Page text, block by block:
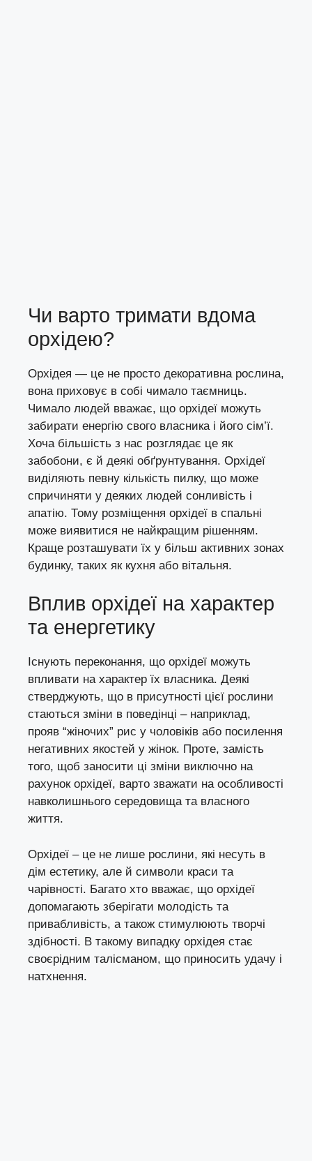
Чи варто тримати вдома
орхідею?
Орхідея — це не просто декоративна рослина,
вона приховує в собі чимало таємниць.
Чимало людей вважає, що орхідеї можуть
забирати енергію свого власника і його сім’ї.
Хоча більшість з нас розглядає це як
забобони, є й деякі обґрунтування. Орхідеї
виділяють певну кількість пилку, що може
спричиняти у деяких людей сонливість і
апатію. Тому розміщення орхідеї в спальні
може виявитися не найкращим рішенням.
Краще розташувати їх у більш активних зонах
будинку, таких як кухня або вітальня.
Вплив орхідеї на характер
та енергетику
Існують переконання, що орхідеї можуть
впливати на характер їх власника. Деякі
стверджують, що в присутності цієї рослини
стаються зміни в поведінці – наприклад,
прояв “жіночих” рис у чоловіків або посилення
негативних якостей у жінок. Проте, замість
того, щоб заносити ці зміни виключно на
рахунок орхідеї, варто зважати на особливості
навколишнього середовища та власного
життя.
Орхідеї – це не лише рослини, які несуть в
дім естетику, але й символи краси та
чарівності. Багато хто вважає, що орхідеї
допомагають зберігати молодість та
привабливість, а також стимулюють творчі
здібності. В такому випадку орхідея стає
своєрідним талісманом, що приносить удачу і
натхнення.